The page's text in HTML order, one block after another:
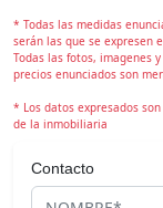
* Todas las medidas
serán las que se expresen
Todas las fotos, imagenes
precios enunciados son
* Los datos expresados
de la inmobiliaria
Contacto